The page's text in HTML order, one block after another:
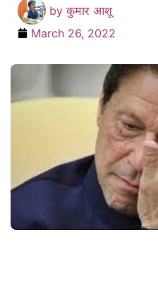
by कुमार आशू
March 26, 2022